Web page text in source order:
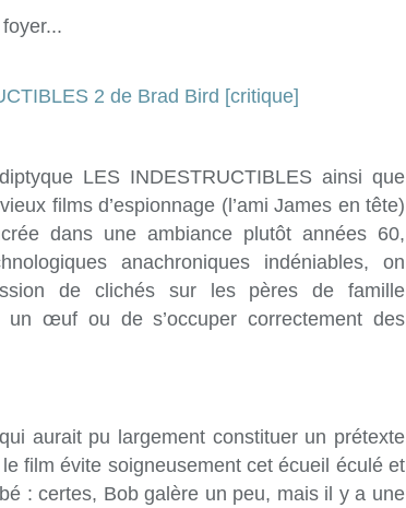
LES INDESTRUCTIBLES ainsi que
films d’espionnage (l’ami James en tête)
dans une ambiance plutôt années 60,
anachroniques indéniables, on
de clichés sur les pères de famille
œuf ou de s’occuper correctement des
aurait pu largement constituer un prétexte
film évite soigneusement cet écueil éculé et
: certes, Bob galère un peu, mais il y a une